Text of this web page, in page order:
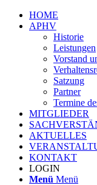
HOME
APHV
Historie
Leistungen
Vorstand
Satzung
Partner
Termine
MITGLIEDER
AKTUELLES
KONTAKT
LOGIN
Menü Menü